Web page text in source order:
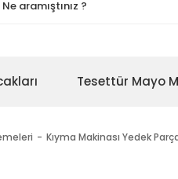
Tesettür Mayo
Kıyma Makinası Yedek